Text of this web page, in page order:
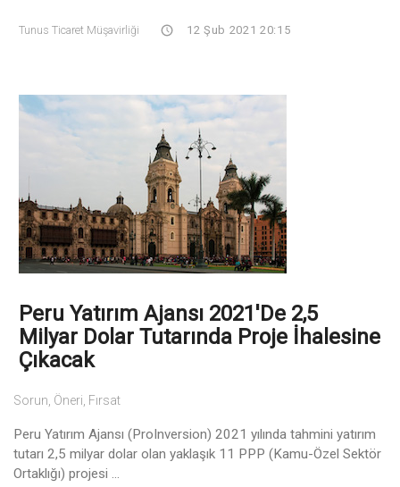
Tunus Ticaret Müşavirliği 12 Şub 2021 20:15
Peru Yatırım Ajansı 2021'de 2,5
Milyar Dolar Tutarında Proje İhalesine
Çıkacak
Sorun, Öneri, Fırsat
Peru Yatırım Ajansı (ProInversion) 2021 yılında tahmini yatırım
tutarı 2,5 milyar dolar olan yaklaşık 11 PPP (Kamu-Özel Sektör
Ortaklığı) projesi ...